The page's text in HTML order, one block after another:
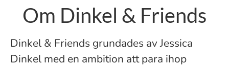
Om Dinkel & Friends
Dinkel & Friends grundades av Jessica
Dinkel med en ambition att para ihop